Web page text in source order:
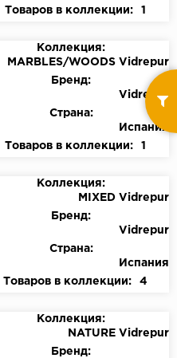
Товаров в коллекции: 1
Коллекция:
MARBLES/WOODS Vidrepur
Бренд:
Vidrepur
Страна:
Испания
Товаров в коллекции:
1
Коллекция:
MIXED Vidrepur
Бренд:
Vidrepur
Страна:
Испания
Товаров в коллекции:
4
Коллекция:
NATURE Vidrepur
Бренд: